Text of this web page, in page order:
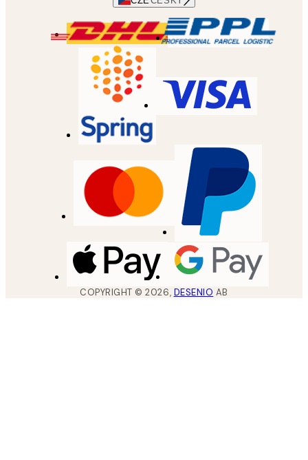
COPYRIGHT ©2026, DESENIO AB